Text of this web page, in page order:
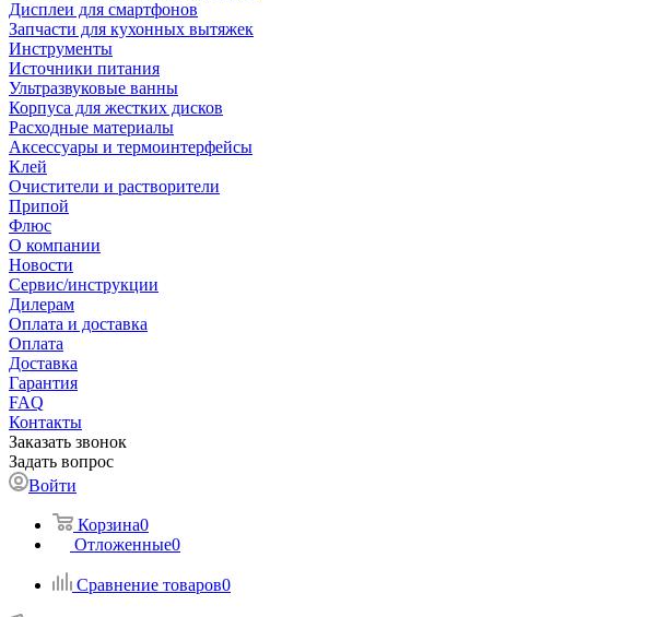
Дисплеи для смартфонов
Запчасти для кухонных вытяжек
Инструменты
Источники питания
Ультразвуковые ванны
Корпуса для жестких дисков
Расходные материалы
Аксессуары и термоинтерфейсы
Клей
Очистители и растворители
Припой
Флюс
О компании
Новости
Сервис/инструкции
Дилерам
Оплата и доставка
Оплата
Доставка
Гарантия
FAQ
Контакты
Заказать звонок
Задать вопрос
Войти
Корзина0
Отложенные0
Сравнение товаров0